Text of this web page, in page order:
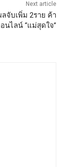
Next article
จับเพิ่ม 2ราย ค้า
นไลน์ “แม่สุดใจ”